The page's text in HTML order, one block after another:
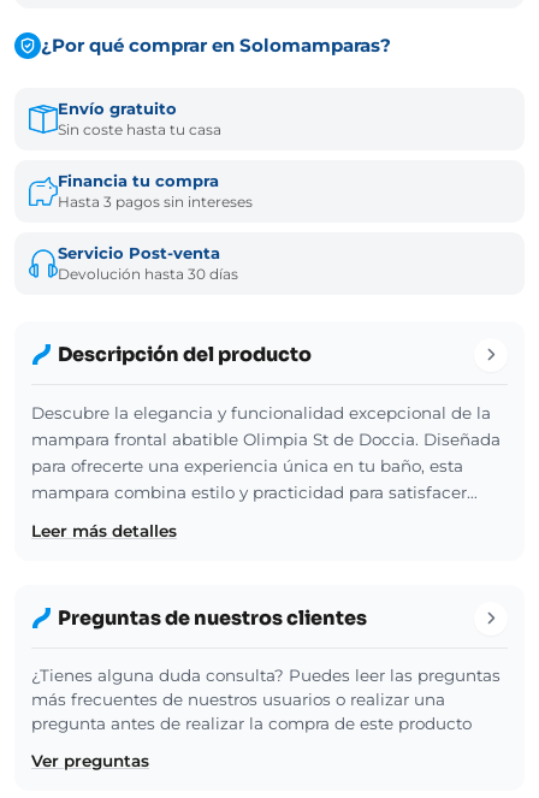
¿Por qué comprar en Solomamparas?
Envío gratuito
Sin coste hasta tu casa
Financia tu compra
Hasta 3 pagos sin intereses
Servicio Post-venta
Devolución hasta 30 días
Descripción del producto
Descubre la elegancia y funcionalidad excepcional de la
mampara frontal abatible Olimpia St de Doccia. Diseñada
para ofrecerte una experiencia única en tu baño, esta
mampara combina estilo y practicidad para satisfacer…
Leer más detalles
Preguntas de nuestros clientes
¿Tienes alguna duda consulta? Puedes leer las preguntas
más frecuentes de nuestros usuarios o realizar una
pregunta antes de realizar la compra de este producto
Ver preguntas